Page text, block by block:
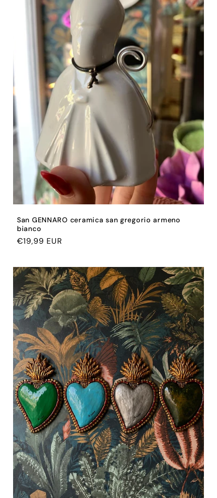
San GENNARO ceramica san gregorio armeno
bianco
Prezzo
listino
€19,99 EUR